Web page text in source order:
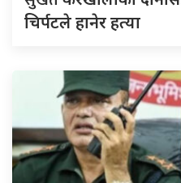
चिर्पटले हानेर हत्या